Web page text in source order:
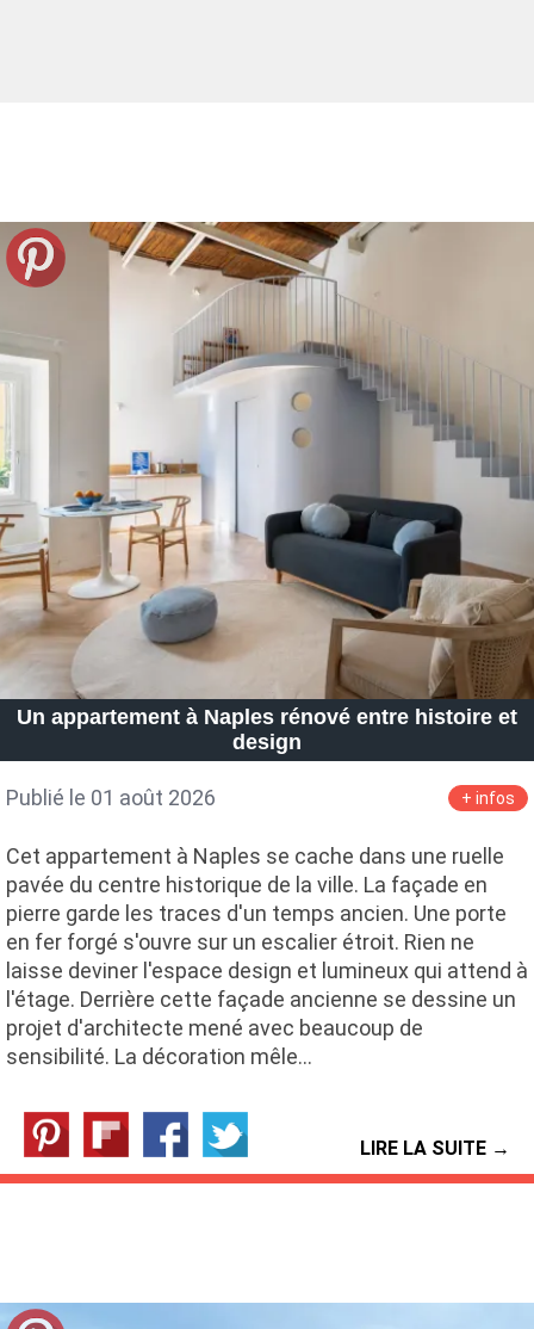
Un appartement à Naples rénové entre histoire et
design
Publié le 01 août 2026 + infos
Cet appartement à Naples se cache dans une ruelle
pavée du centre historique de la ville. La façade en
pierre garde les traces d'un temps ancien. Une porte
en fer forgé s'ouvre sur un escalier étroit. Rien ne
laisse deviner l'espace design et lumineux qui attend à
l'étage. Derrière cette façade ancienne se dessine un
projet d'architecte mené avec beaucoup de
sensibilité. La décoration mêle…
LIRE LA SUITE →